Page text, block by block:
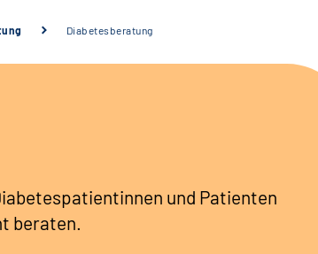
Diabetesberatung
und Patienten
beraten.